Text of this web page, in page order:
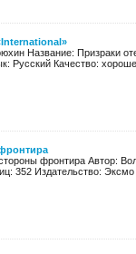
Название: Призраки
Русский Качество:
фронтира Автор:
352 Издательство: